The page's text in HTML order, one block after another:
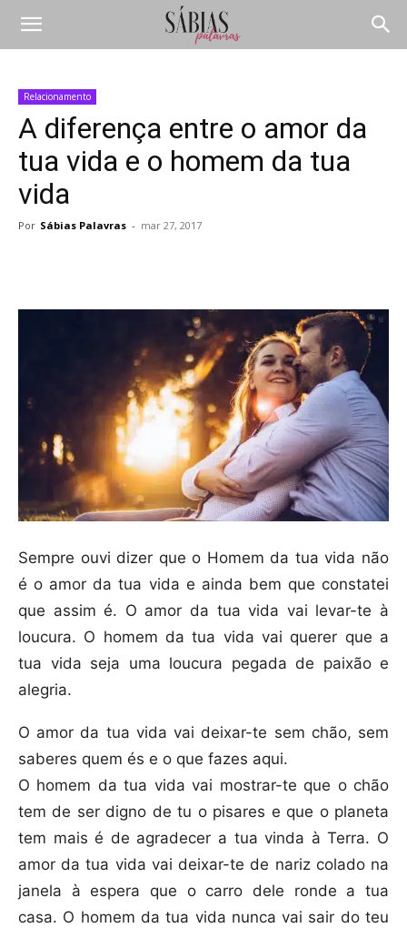
Relacionamento
A diferença entre o amor da
tua vida e o homem da tua
vida
Por Sábias Palavras - mar 27, 2017
Sempre ouvi dizer que o Homem da tua vida não
é o amor da tua vida e ainda bem que constatei
que assim é. O amor da tua vida vai levar-te à
loucura. O homem da tua vida vai querer que a
tua vida seja uma loucura pegada de paixão e
alegria.
O amor da tua vida vai deixar-te sem chão, sem
saberes quem és e o que fazes aqui.
O homem da tua vida vai mostrar-te que o chão
tem de ser digno de tu o pisares e que o planeta
tem mais é de agradecer a tua vinda à Terra. O
amor da tua vida vai deixar-te de nariz colado na
janela à espera que o carro dele ronde a tua
casa. O homem da tua vida nunca vai sair do teu